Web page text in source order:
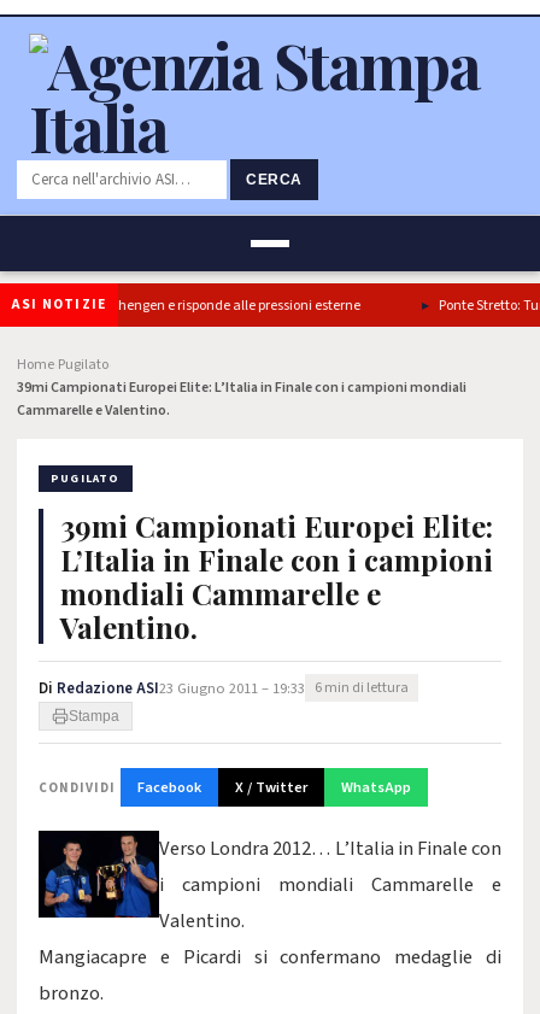
CERCA
ASI NOTIZIE
blocco di Schengen e risponde alle pressioni esterne Ponte Stretto:
Home Pugilato
39mi Campionati Europei Elite: L’Italia in Finale con i campioni mondiali
Cammarelle e Valentino.
PUGILATO
39mi Campionati Europei Elite:
L’Italia in Finale con i campioni
mondiali Cammarelle e
Valentino.
Di Redazione ASI23 Giugno 2011 – 19:33 6 min di lettura
Stampa
CONDIVIDI Facebook X / Twitter WhatsApp
Verso Londra 2012… L’Italia in Finale con
i campioni mondiali Cammarelle e
Valentino.
Mangiacapre e Picardi si confermano medaglie di
bronzo.